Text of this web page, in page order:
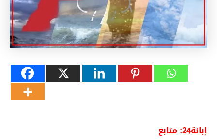
إبانة24: متابع